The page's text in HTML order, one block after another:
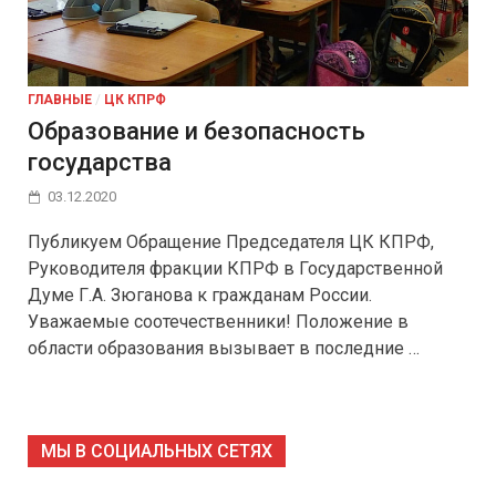
ГЛАВНЫЕ / ЦК КПРФ
Образование и безопасность
государства
03.12.2020
Публикуем Обращение Председателя ЦК КПРФ,
Руководителя фракции КПРФ в Государственной
Думе Г.А. Зюганова к гражданам России.
Уважаемые соотечественники! Положение в
области образования вызывает в последние …
МЫ В СОЦИАЛЬНЫХ СЕТЯХ